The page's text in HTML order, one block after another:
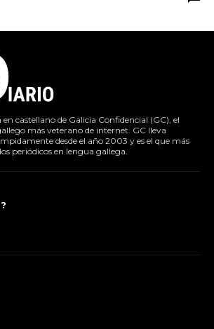
en castellano de Galicia Confidencial (GC), el
más veterano de internet. GC lleva
desde el año 2003 y es el que más
periódicos en lengua gallega.